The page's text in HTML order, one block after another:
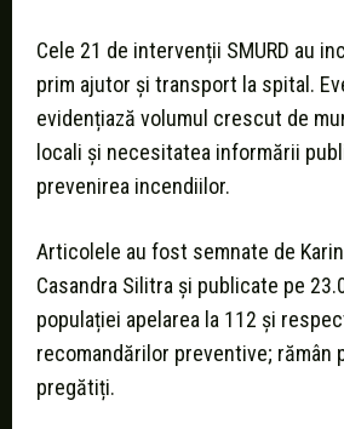
Cele 21 de intervenții SMURD au
prim ajutor și transport la spital.
evidențiază volumul crescut de
locali și necesitatea informării
prevenirea incendiilor.
Articolele au fost semnate de
Casandra Silitra și publicate pe
populației apelarea la 112 și
recomandărilor preventive; rămân
pregătiți.